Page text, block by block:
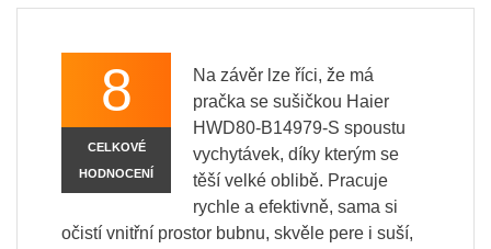
8
CELKOVÉ
HODNOCENÍ
Na závěr lze říci, že má
pračka se sušičkou Haier
HWD80-B14979-S spoustu
vychytávek, díky kterým se
těší velké oblibě. Pracuje
rychle a efektivně, sama si
očistí vnitřní prostor bubnu, skvěle pere i suší,